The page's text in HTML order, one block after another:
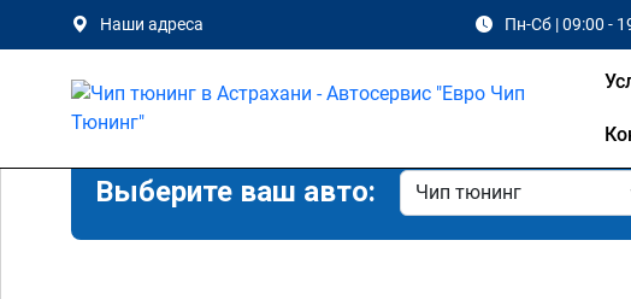
Наши адреса Пн-Сб | 09:00 -
Выберите ваш авто: